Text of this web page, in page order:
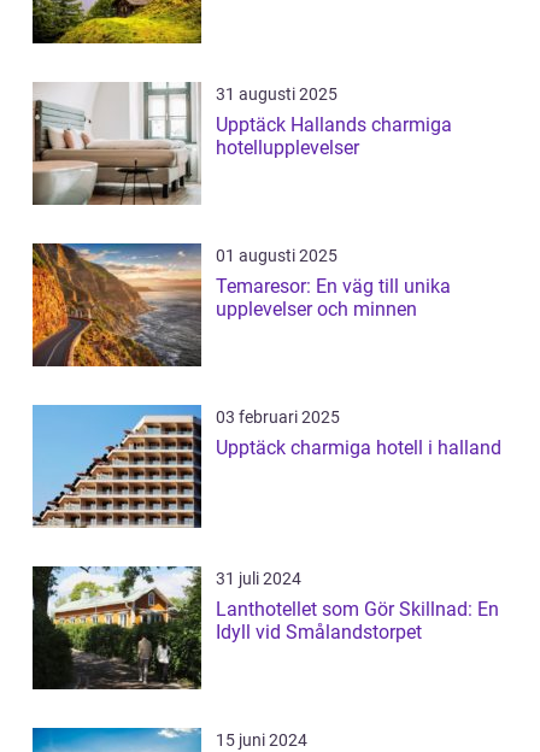
31 augusti 2025
Upptäck Hallands charmiga
hotellupplevelser
01 augusti 2025
Temaresor: En väg till unika
upplevelser och minnen
03 februari 2025
Upptäck charmiga hotell i halland
31 juli 2024
Lanthotellet som Gör Skillnad: En
Idyll vid Smålandstorpet
15 juni 2024